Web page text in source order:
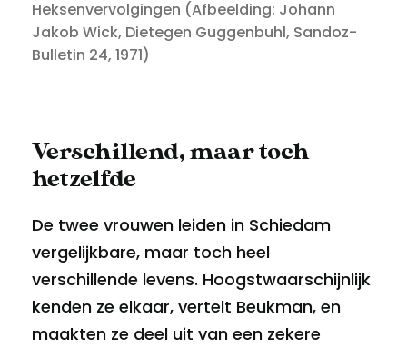
Heksenvervolgingen (Afbeelding: Johann
Jakob Wick, Dietegen Guggenbuhl, Sandoz-
Bulletin 24, 1971)
Verschillend, maar toch
hetzelfde
De twee vrouwen leiden in Schiedam
vergelijkbare, maar toch heel
verschillende levens. Hoogstwaarschijnlijk
kenden ze elkaar, vertelt Beukman, en
maakten ze deel uit van een zekere